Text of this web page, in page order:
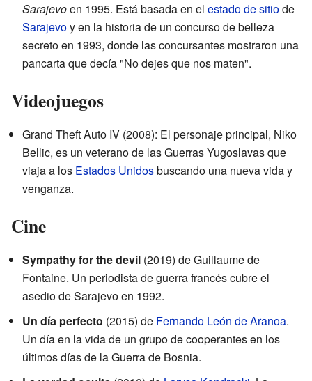
Sarajevoen 1995. Está basada en el estado de sitiode
Sarajevoy en la historia de un concurso de belleza
secreto en 1993, donde las concursantes mostraron una
pancarta que decía "No dejes que nos maten".
Videojuegos
Grand Theft Auto IV (2008): El personaje principal, Niko
Bellic, es un veterano de las Guerras Yugoslavas que
viaja a los Estados Unidosbuscando una nueva vida y
venganza.
Cine
Sympathy for the devil (2019) de Guillaume de
Fontaine. Un periodista de guerra francés cubre el
asedio de Sarajevo en 1992.
Un día perfecto (2015) de Fernando León de Aranoa.
Un día en la vida de un grupo de cooperantes en los
últimos días de la Guerra de Bosnia.